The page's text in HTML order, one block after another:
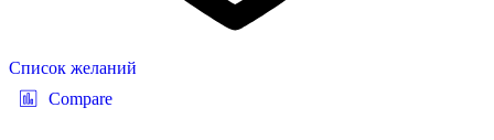
Список желаний
Compare